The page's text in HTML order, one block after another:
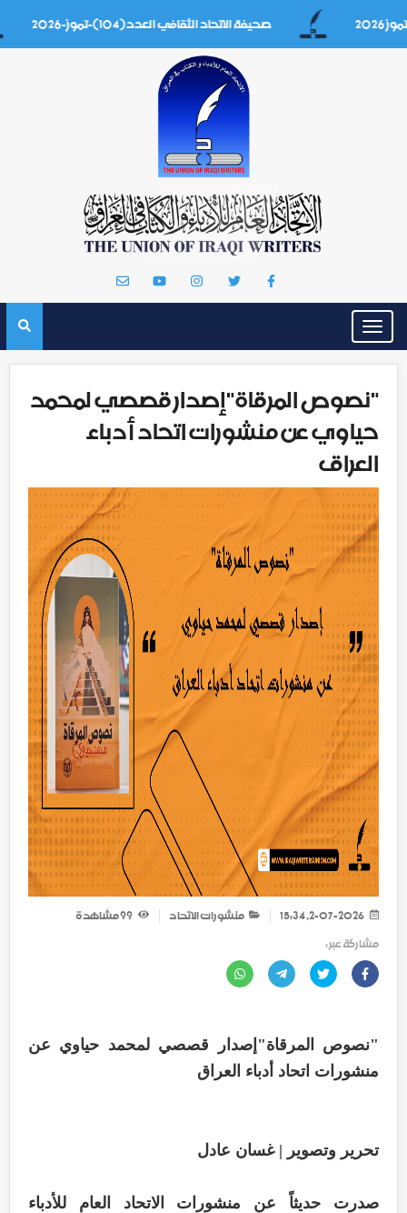
صحيفة الاتحاد الثقافي العدد(104)-تموز-2026
Toggle
navigation
"نصوص المرقاة"إصدار قصصي لمحمد
حياوي عن منشورات اتحاد أدباء
العراق
منشورات الاتحاد 99
مشاهدة
مشاركة عبر :
"نصوص المرقاة"إصدار قصصي لمحمد حياوي عن
منشورات اتحاد أدباء العراق
تحرير وتصوير | غسان عادل
صدرت حديثاً عن منشورات الاتحاد العام للأدباء